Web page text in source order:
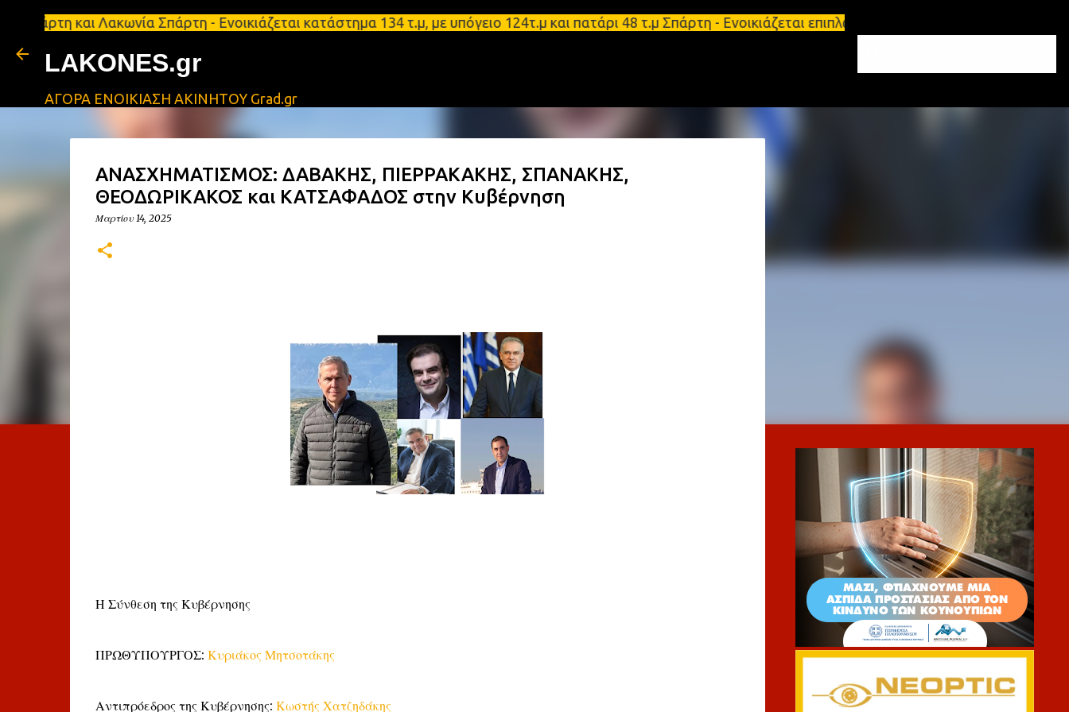
Μετάβαση στο κύριο περιεχόμενο
και Λακωνία Σπάρτη - Ενοικιάζεται κατάστημα 134 τ.μ, με υπόγειο 124τ.μ και πατάρι 48 τ.μ Σπάρτη - Ενοικιάζεται επιπλωμένο διαμέρισμα 65τ.μ
LAKONES.gr
ΑΓΟΡΑ ΕΝΟΙΚΙΑΣΗ ΑΚΙΝΗΤΟΥ Grad.gr
ΑΝΑΣΧΗΜΑΤΙΣΜΟΣ: ΔΑΒΑΚΗΣ, ΠΙΕΡΡΑΚΑΚΗΣ, ΣΠΑΝΑΚΗΣ,
ΘΕΟΔΩΡΙΚΑΚΟΣ και ΚΑΤΣΑΦΑΔΟΣ στην Κυβέρνηση
Μαρτίου 14, 2025
Η Σύνθεση της Κυβέρνησης
ΠΡΩΘΥΠΟΥΡΓΟΣ: Κυριάκος Μητσοτάκης
Αντιπρόεδρος της Κυβέρνησης: Κωστής Χατζηδάκης